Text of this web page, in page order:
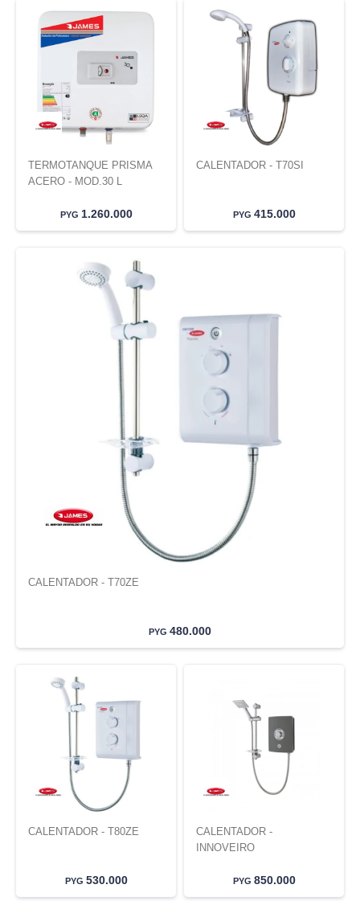
TERMOTANQUE PRISMA
ACERO - MOD.30 L
PYG 1.260.000
CALENTADOR - T70SI
PYG 415.000
CALENTADOR - T70ZE
PYG 480.000
CALENTADOR - T80ZE
PYG 530.000
CALENTADOR -
INNOVEIRO
PYG 850.000